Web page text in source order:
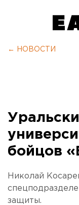
← НОВОСТИ
бойцов
Николай
защиты.